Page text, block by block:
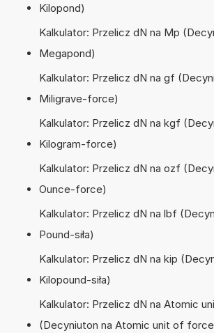
Kilopond)
Kalkulator: Przelicz dN na Mp
Megapond)
Kalkulator: Przelicz dN na gf
Miligrave-force)
Kalkulator: Przelicz dN na kgf
Kilogram-force)
Kalkulator: Przelicz dN na ozf
Ounce-force)
Kalkulator: Przelicz dN na lbf
Pound-siła)
Kalkulator: Przelicz dN na kip
Kilopound-siła)
Kalkulator: Przelicz dN na Atomic
(Decyniuton na Atomic unit of